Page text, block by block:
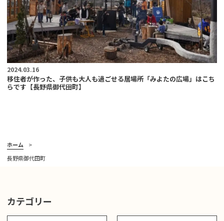
2024.03.16
移住者が作った、子供も大人も過ごせる居場所「みよたの広場」はこち
らです【長野県御代田町】
ホーム
長野県御代田町
カテゴリー